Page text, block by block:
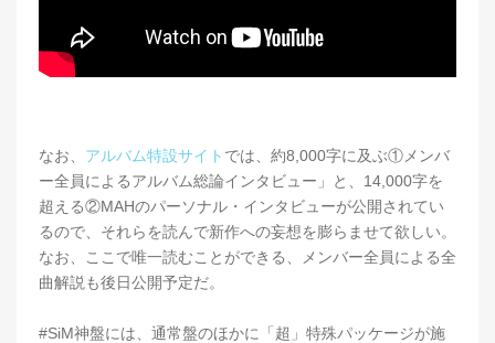
なお、 アルバム特設サイト では、約8,000字に及ぶ①メンバ
ー全員によるアルバム総論インタビュー」と、14,000字を
超える②MAHのパーソナル・インタビューが公開されてい
るので、それらを読んで新作への妄想を膨らませて欲しい。
なお、ここで唯一読むことができる、メンバー全員による全
曲解説も後日公開予定だ。
#SiM神盤には、通常盤のほかに「超」特殊パッケージが施